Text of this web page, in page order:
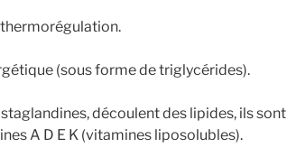
(sous forme de triglycérides).
découlent des lipides, ils sont
A D E K (vitamines liposolubles).